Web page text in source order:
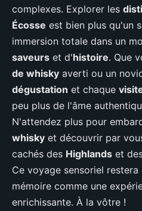
complexes. Explorer les
Écosse est bien plus qu'un
immersion totale dans un
saveurs et d'histoire. Que
de whisky averti ou un
dégustation et chaque
peu plus de l'âme
N'attendez plus pour
whisky et découvrir par
cachés des Highlands et
Ce voyage sensoriel
mémoire comme une
enrichissante. À la vôtre !